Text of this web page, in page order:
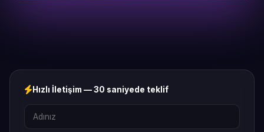
Hızlı İletişim — 30 saniyede teklif